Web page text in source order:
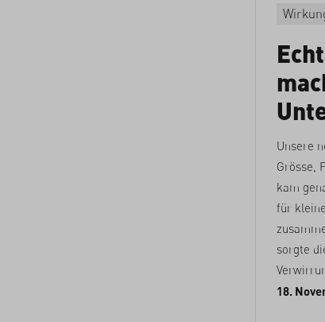
Unsere
Grösse,
kam
für
sorgte
18.